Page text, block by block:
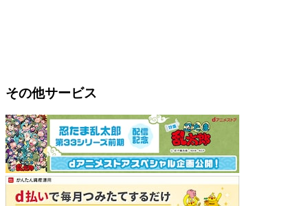
その他サービス